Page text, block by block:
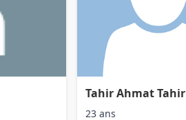
Tahir Ahmat Tahir
23 ans